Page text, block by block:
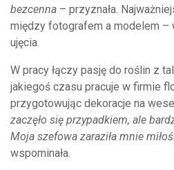
bezcenna – przyznała.
między fotografem a modelem –
ujęcia.
W pracy łączy pasję do roślin z
jakiegoś czasu pracuje w firmie
przygotowując dekoracje na
zaczęło się przypadkiem, ale
Moja szefowa zaraziła mnie
wspominała.